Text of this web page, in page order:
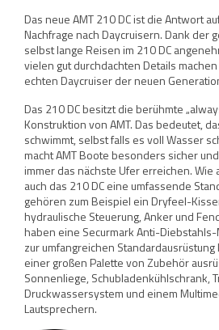
Das neue AMT 210 DC ist die Antwort
Nachfrage nach Daycruisern. Dank der
selbst lange Reisen im 210 DC
vielen gut durchdachten Details
echten Daycruiser der neuen
Das 210 DC besitzt die berühmte
Konstruktion von AMT. Das bedeutet,
schwimmt, selbst falls es voll Wasser
macht AMT Boote besonders sicher
immer das nächste Ufer erreichen. Wie
auch das 210 DC eine umfassende
gehören zum Beispiel ein Dryfeel-
hydraulische Steuerung, Anker und
haben eine Securmark Anti-
zur umfangreichen
einer großen Palette von Zubehör
Sonnenliege, Schubladenkühlschrank,
Druckwassersystem und einem
Lautsprechern.